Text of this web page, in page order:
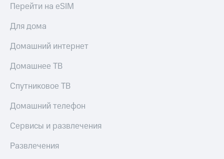
Перейти на eSIM
Для дома
Домашний интернет
Домашнее ТВ
Спутниковое ТВ
Домашний телефон
Сервисы и развлечения
Развлечения